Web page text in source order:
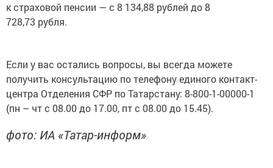
к страховой пенсии — с 8 134,88 рублей до 8
728,73 рубля.
Если у вас остались вопросы, вы всегда можете
получить консультацию по телефону единого контакт-
центра Отделения СФР по Татарстану: 8-800-1-00000-1
(пн – чт с 08.00 до 17.00, пт с 08.00 до 15.45).
фото: ИА «Татар-информ»